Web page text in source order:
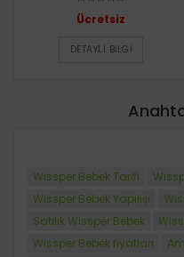
Ücretsiz
DETAYLI BILGI
Wissper Bebek Tarifi
Wissper Bebek Yapılışı
Satılık Wissper Bebek
Wissper Bebek fiyatları